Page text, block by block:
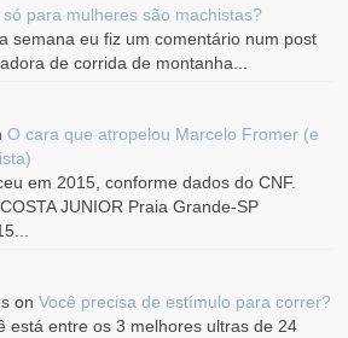
para mulheres são machistas?
semana eu fiz um comentário num post
de corrida de montanha...
O cara que atropelou Marcelo Fromer (e
em 2015, conforme dados do CNF.
JUNIOR Praia Grande-SP
onVocê precisa de estímulo para correr?
está entre os 3 melhores ultras de 24